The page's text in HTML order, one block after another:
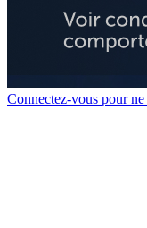
Connectez-vous pour